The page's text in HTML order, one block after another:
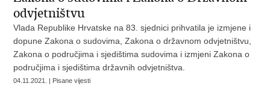
odvjetništvu
Vlada Republike Hrvatske na 83. sjednici prihvatila je izmjene i
dopune Zakona o sudovima, Zakona o državnom odvjetništvu,
Zakona o područjima i sjedištima sudovima i izmjeni Zakona o
područjima i sjedištima državnih odvjetništva.
04.11.2021. | Pisane vijesti